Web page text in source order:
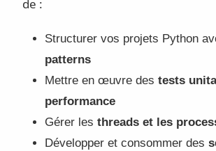
de :
Structurer vos projets Python
patterns
Mettre en œuvre des tests
performance
Gérer les threads et les
Développer et consommer des